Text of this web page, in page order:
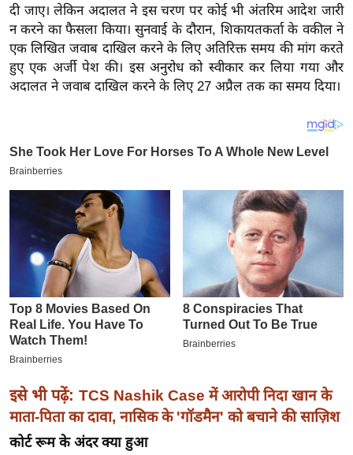
रा
य
ब
ज
ट
क्रि
के
P
0
2
6
इ
म
ई
दी जाए। लेकिन अदालत ने इस चरण पर कोई भी अंतरिम आदेश जारी
न करने का फैसला किया। सुनवाई के दौरान, शिकायतकर्ता के वकील ने
एक लिखित जवाब दाखिल करने के लिए अतिरिक्त समय की मांग करते
हुए एक अर्जी पेश की। इस अनुरोध को स्वीकार कर लिया गया और
अदालत ने जवाब दाखिल करने के लिए 27 अप्रैल तक का समय दिया।
इसे भी पढ़ें: TCS Nashik Case में आरोपी निदा खान के
माता-पिता का दावा, नासिक के 'गॉडमैन' को बचाने की साज़िश
कोर्ट रूम के अंदर क्या हुआ